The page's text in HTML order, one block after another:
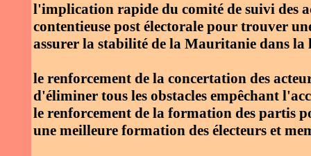
l'implication rapide du comité de suivi des
contentieuse post électorale pour trouver
assurer la stabilité de la Mauritanie dans la
le renforcement de la concertation des
d'éliminer tous les obstacles empêchant
le renforcement de la formation des partis
une meilleure formation des électeurs et